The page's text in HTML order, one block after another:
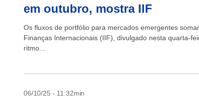
em outubro, mostra IIF
Os fluxos de portfólio para mercados emergentes
Finanças Internacionais (IIF), divulgado nesta quarta-
ritmo...
06/10/25 - 11:32min